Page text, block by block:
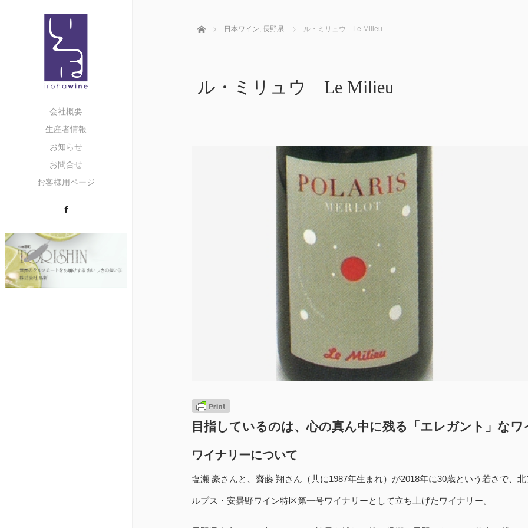
会社概要
生産者情報
お知らせ
お問合せ
お客様用ページ
ホーム 日本ワイン, 長野県 ル・ミリュウ Le Milieu
ル・ミリュウ Le Milieu
目指しているのは、心の真ん中に残る「エレガント」なワ
ワイナリーについて
塩瀬 豪さんと、齋藤 翔さん（共に1987年生まれ）が2018年に30歳という若さで、北
ルプス・安曇野ワイン特区第一号ワイナリーとして立ち上げたワイナリー。